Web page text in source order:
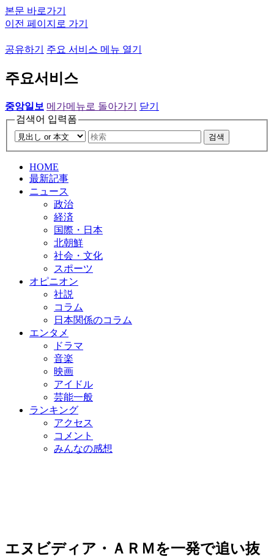
본문 바로가기
이전 페이지로 가기
공유하기 주요 서비스 메뉴 열기
주요서비스
중앙일보 메가메뉴로 돌아가기
닫기
검색어 입력폼
검색
HOME
最新記事
ニュース
政治
経済
国際・日本
北朝鮮
社会・文化
スポーツ
オピニオン
社説
コラム
日本関係のコラム
エンタメ
ドラマ
音楽
映画
アイドル
芸能一般
ランキング
アクセス
コメント
みんなの感想
エヌビディア・ＡＲＭを一発で追い抜